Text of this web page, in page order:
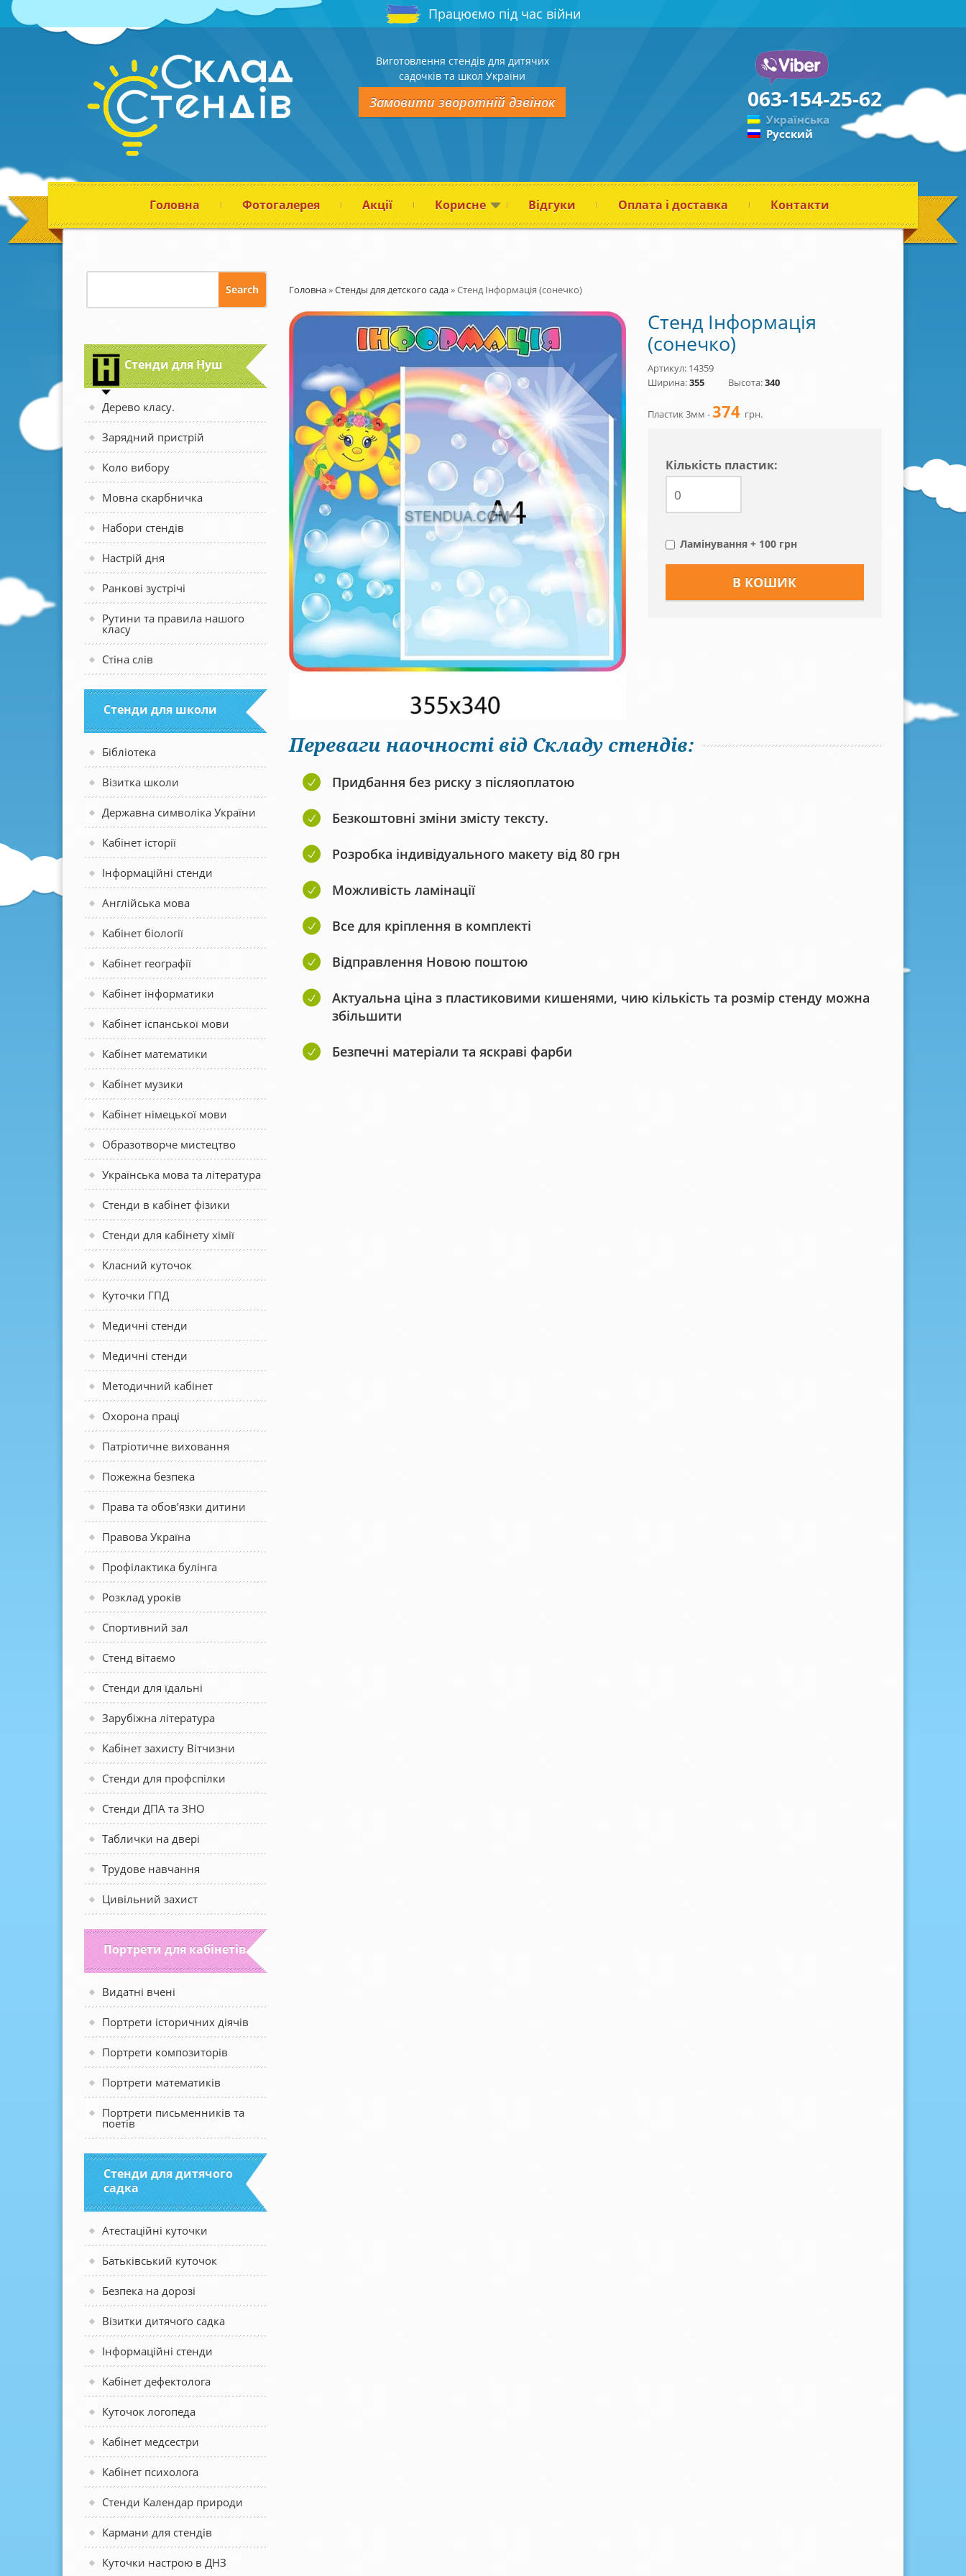
Працюємо під час війни
Виготовлення стендів для дитячих
садочків та школ України
Замовити зворотній дзвінок 063-154-25-62
Українська
Русский
Головна Фотогалерея Акції Корисне Відгуки Оплата і доставка Контакти
Стенди для Нуш
Дерево класу.
Зарядний пристрій
Коло вибору
Мовна скарбничка
Набори стендів
Настрій дня
Ранкові зустрічі
Рутини та правила нашого
класу
Стіна слів
Стенди для школи
Бібліотека
Візитка школи
Державна символіка України
Кабінет історії
Інформаційні стенди
Англійська мова
Кабінет біології
Кабінет географії
Кабінет інформатики
Кабінет іспанської мови
Кабінет математики
Кабінет музики
Кабінет німецької мови
Образотворче мистецтво
Українська мова та література
Стенди в кабінет фізики
Стенди для кабінету хімії
Класний куточок
Куточки ГПД
Медичні стенди
Медичні стенди
Методичний кабінет
Охорона праці
Патріотичне виховання
Пожежна безпека
Права та обов’язки дитини
Правова Україна
Профілактика булінга
Розклад уроків
Спортивний зал
Стенд вітаємо
Стенди для їдальні
Зарубіжна література
Кабінет захисту Вітчизни
Стенди для профспілки
Стенди ДПА та ЗНО
Таблички на двері
Трудове навчання
Цивільний захист
Портрети для кабінетів
Видатні вчені
Портрети історичних діячів
Портрети композиторів
Портрети математиків
Портрети письменників та
поетів
Стенди для дитячого
садка
Атестаційні куточки
Батьківський куточок
Безпека на дорозі
Візитки дитячого садка
Інформаційні стенди
Кабінет дефектолога
Куточок логопеда
Кабінет медсестри
Кабінет психолога
Стенди Календар природи
Кармани для стендів
Куточки настрою в ДНЗ
Головна»Стенды для детского сада»Стенд Інформація (сонечко)
Стенд Інформація
(сонечко)
Артикул: 14359
Ширина:355 Высота:340
Пластик 3мм -374 грн.
Кiлькiсть пластик:
Ламінування + 100 грн
Переваги наочності від Складу стендів:
Придбання без риску з післяоплатою
Безкоштовні зміни змісту тексту.
Розробка індивідуального макету від 80 грн
Можливість ламінації
Все для кріплення в комплекті
Відправлення Новою поштою
Актуальна ціна з пластиковими кишенями, чию кількість та розмір стенду можна
збільшити
Безпечні матеріали та яскраві фарби